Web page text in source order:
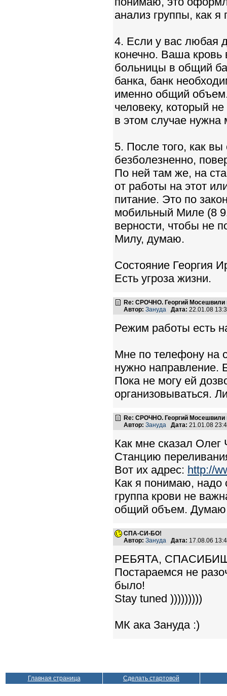
анализ группы, как
4. Если у вас любая
конечно. Ваша кровь
больницы в общий
банка, банк
именно общий
человеку, который
в этом случае нужна
5. После того, как
безболезненно,
По ней там же, на
от работы на этот
питание. Это по
мобильный Миле (8
верности, чтобы не
Милу, думаю.
Состояние Георгия
Есть угроза жизни.
Re: СРОЧНО. Георгий Мосешвили
Автор: Зануда Дата: 22.01.08
Режим работы есть
Мне по телефону на
нужно направление.
Пока не могу ей
организовываться.
Re: СРОЧНО. Георгий Мосешвили
Автор: Зануда Дата: 21.01.08
Как мне сказал
Станцию
Вот их адрес: http://
Как я понимаю, надо
группа крови не
общий объем.
СПА-СИ-БО!
Автор: Зануда Дата: 17.08.06
РЕБЯТА,
Постараемся не
было!
Stay tuned )))))))))
МК ака Зануда :)
Главная страница Сделать стартовой